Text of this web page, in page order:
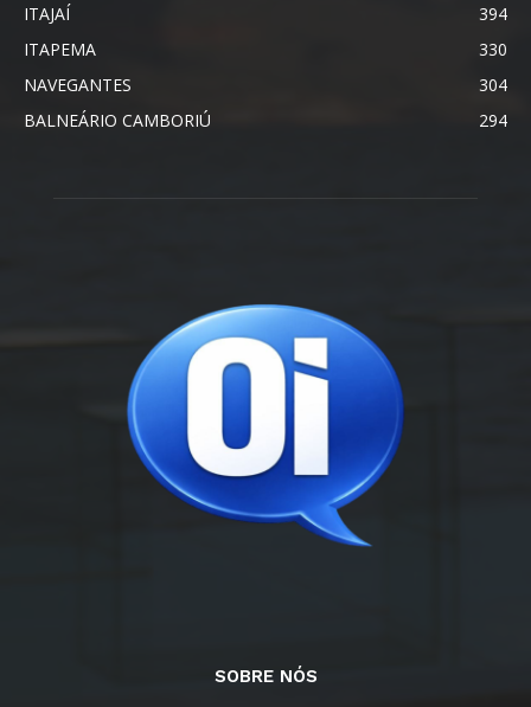
ITAJAÍ
394
ITAPEMA
330
NAVEGANTES
304
BALNEÁRIO CAMBORIÚ
294
SOBRE NÓS